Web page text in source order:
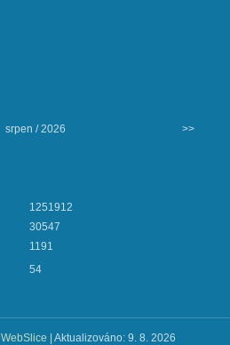
srpen / 2026 >>
54
1251912
30547
1191
WebSlice Aktualizováno: 9. 8. 2026